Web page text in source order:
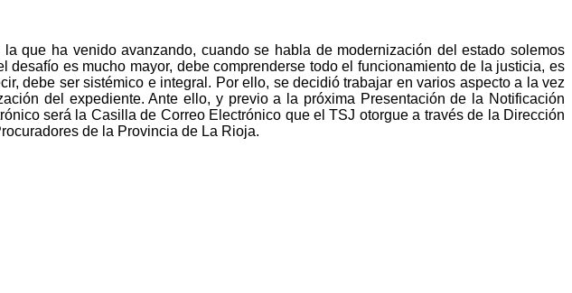
que ha venido avanzando, cuando se habla de modernización del estado solemos
es mucho mayor, debe comprenderse todo el funcionamiento de la justicia, es
debe ser sistémico e integral. Por ello, se decidió trabajar en varios aspecto a la vez
del expediente. Ante ello, y previo a la próxima Presentación de la Notificación
será la Casilla de Correo Electrónico que el TSJ otorgue a través de la Dirección
de la Provincia de La Rioja.